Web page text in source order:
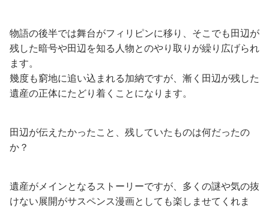
物語の後半では舞台がフィリピンに移り、そこでも田辺が
残した暗号や田辺を知る人物とのやり取りが繰り広げられ
ます。
幾度も窮地に追い込まれる加納ですが、漸く田辺が残した
遺産の正体にたどり着くことになります。
田辺が伝えたかったこと、残していたものは何だったの
か？
遺産がメインとなるストーリーですが、多くの謎や気の抜
けない展開がサスペンス漫画としても楽しませてくれま